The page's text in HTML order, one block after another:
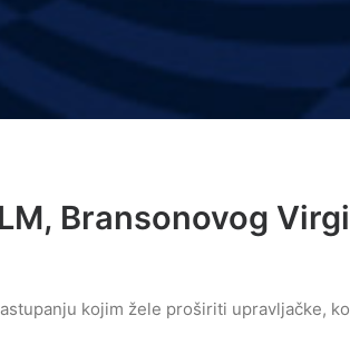
Bransonovog
kojim žele proširiti upravljačke,